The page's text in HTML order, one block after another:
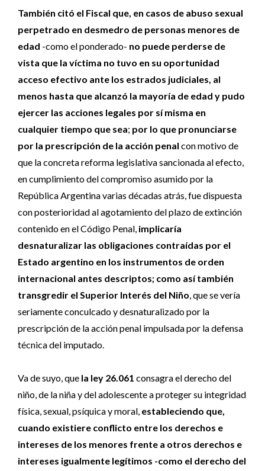
También citó el Fiscal que, en casos de abuso sexual
perpetrado en desmedro de personas menores de
edad -como el ponderado- no puede perderse de
vista que la víctima no tuvo en su oportunidad
acceso efectivo ante los estrados judiciales, al
menos hasta que alcanzó la mayoría de edad y pudo
ejercer las acciones legales por sí misma en
cualquier tiempo que sea; por lo que pronunciarse
por la prescripción de la acción penal con motivo de
que la concreta reforma legislativa sancionada al efecto,
en cumplimiento del compromiso asumido por la
República Argentina varias décadas atrás, fue dispuesta
con posterioridad al agotamiento del plazo de extinción
contenido en el Código Penal, implicaría
desnaturalizar las obligaciones contraídas por el
Estado argentino en los instrumentos de orden
internacional antes descriptos; como así también
transgredir el Superior Interés del Niño, que se vería
seriamente conculcado y desnaturalizado por la
prescripción de la acción penal impulsada por la defensa
técnica del imputado.
Va de suyo, que la ley 26.061 consagra el derecho del
niño, de la niña y del adolescente a proteger su integridad
física, sexual, psíquica y moral, estableciendo que,
cuando existiere conflicto entre los derechos e
intereses de los menores frente a otros derechos e
intereses igualmente legítimos -como el derecho del